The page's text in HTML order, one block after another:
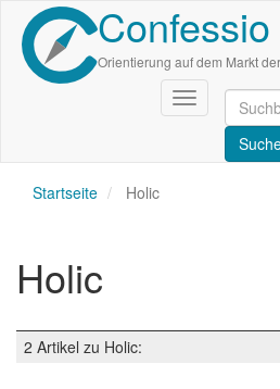
Direkt
zum
Inhalt
Confessio
Orientierung auf dem Markt
Navigation
aktivieren/
Startseite Holic
Holic
2 Artikel zu Holic: